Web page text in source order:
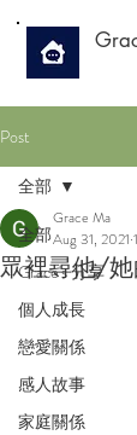
Post
全部
Grace's 分享
個人成長
戀愛關係
感人故事
家庭關係
全部
眾裡尋他/
Grace Ma
Aug 31, 2021